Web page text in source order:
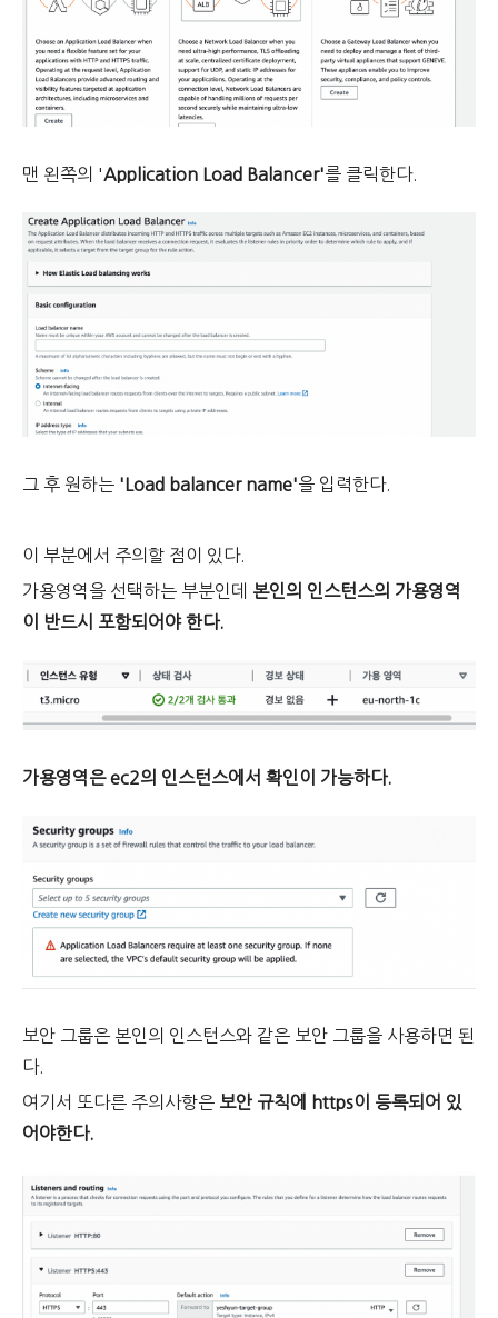
맨 왼쪽의 'Application Load Balancer'를 클릭한다.
그 후 원하는 'Load balancer name'을 입력한다.
이 부분에서 주의할 점이 있다.
가용영역을 선택하는 부분인데 본인의 인스턴스의 가용영역
이 반드시 포함되어야 한다.
가용영역은 ec2의 인스턴스에서 확인이 가능하다.
보안 그룹은 본인의 인스턴스와 같은 보안 그룹을 사용하면 된
다.
여기서 또다른 주의사항은 보안 규칙에 https이 등록되어 있
어야한다.